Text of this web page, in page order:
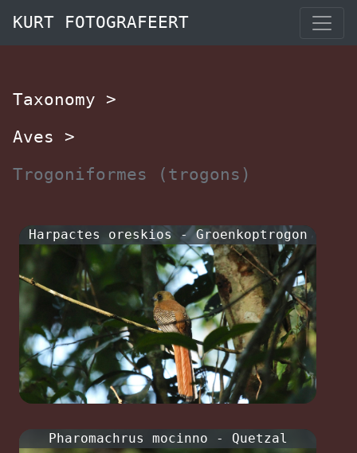
KURT FOTOGRAFEERT
Taxonomy >
Aves >
Trogoniformes (trogons)
Harpactes oreskios - Groenkoptrogon
Pharomachrus mocinno - Quetzal